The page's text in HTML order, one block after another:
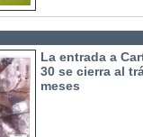
La entrada a
30 se cierra al
meses